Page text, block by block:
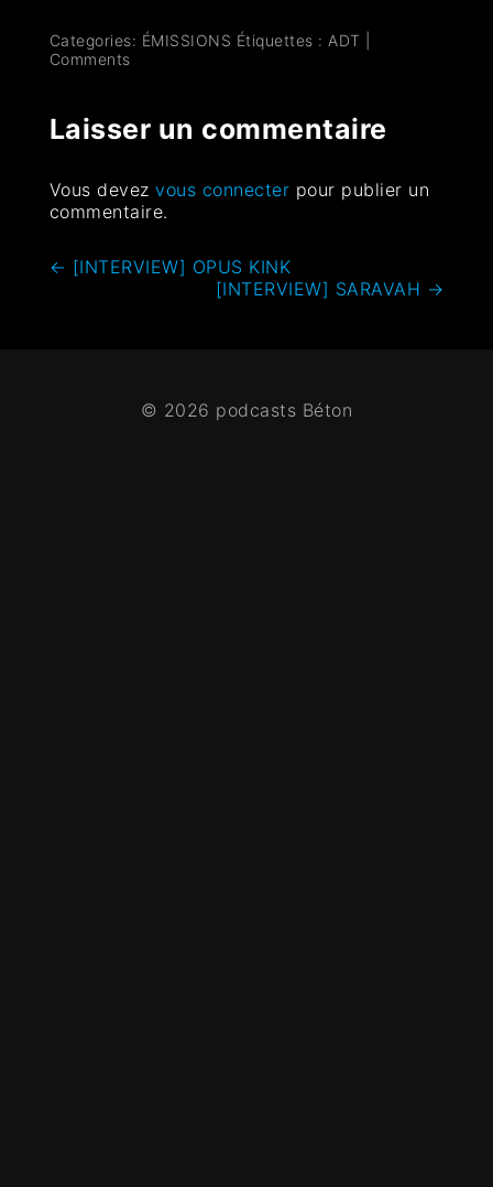
Categories: ÉMISSIONS Étiquettes : ADT
Comments
Laisser un commentaire
Vous devezvous connecter pour publier un
commentaire.
← [INTERVIEW] OPUS KINK
[INTERVIEW] SARAVAH →
© 2026 podcasts Béton